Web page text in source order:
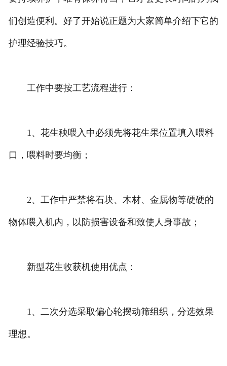
们创造便利。好了开始说正题为大家简单介绍下它的
护理经验技巧。
工作中要按工艺流程进行：
1、花生秧喂入中必须先将花生果位置填入喂料
口，喂料时要均衡；
2、工作中严禁将石块、木材、金属物等硬硬的
物体喂入机内，以防损害设备和致使人身事故；
新型花生收获机使用优点：
1、二次分选采取偏心轮摆动筛组织，分选效果
理想。